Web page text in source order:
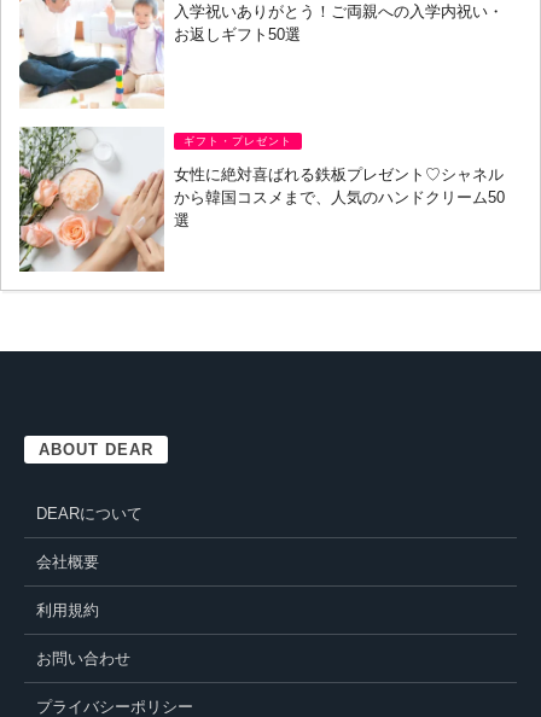
入学祝いありがとう！ご両親への入学内祝い・
お返しギフト50選
ギフト・プレゼント
女性に絶対喜ばれる鉄板プレゼント♡シャネル
から韓国コスメまで、人気のハンドクリーム50
選
ABOUT DEAR
DEARについて
会社概要
利用規約
お問い合わせ
プライバシーポリシー